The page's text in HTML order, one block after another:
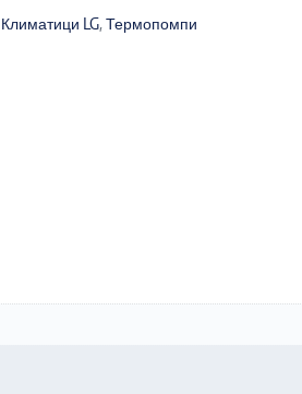
Климатици LG,Термопомпи